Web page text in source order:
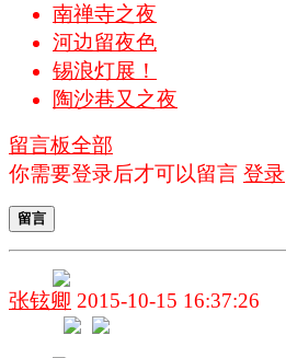
南禅寺之夜
河边留夜色
锡浪灯展！
陶沙巷又之夜
留言板全部
你需要登录后才可以留言 登录
留言
张铉卿 2015-10-15 16:37:26